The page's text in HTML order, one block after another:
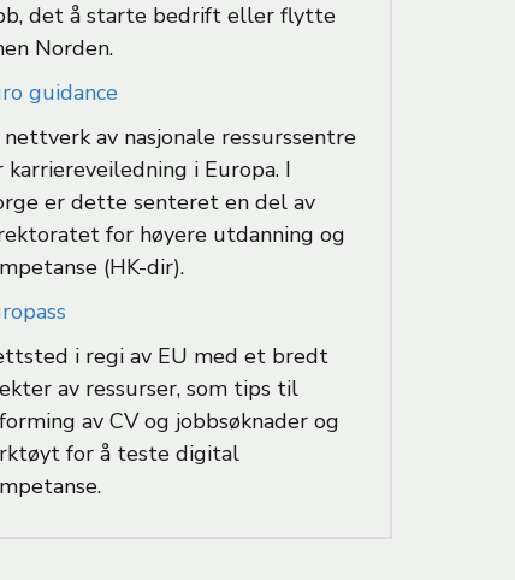
det å starte bedrift eller flytte
Norden.
guidance
av nasjonale ressurssentre
karriereveiledning i Europa. I
er dette senteret en del av
for høyere utdanning og
(HK-dir).
i regi av EU med et bredt
av ressurser, som tips til
av CV og jobbsøknader og
for å teste digital